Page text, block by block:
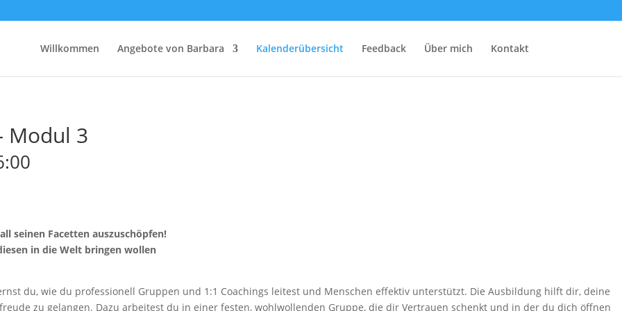
Willkommen Angebote von Barbara Kalenderübersicht Feedback Über mich Kontakt
Modul 3
seinen Facetten auszuschöpfen!
in die Welt bringen wollen
du, wie du professionell Gruppen und 1:1 Coachings leitest und Menschen effektiv unterstützt. Die Ausbildung hilft dir, deine
zu gelangen. Dazu arbeitest du in einer festen, wohlwollenden Gruppe, die dir Vertrauen schenkt und in der du dich öffnen